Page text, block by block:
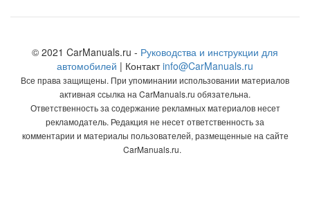
© 2021 CarManuals.ru - Руководства и инструкции для
автомобилей | Контактinfo@CarManuals.ru
Все права защищены. При упоминании использовании материалов
активная ссылка на CarManuals.ru обязательна.
Ответственность за содержание рекламных материалов несет
рекламодатель. Редакция не несет ответственность за
комментарии и материалы пользователей, размещенные на сайте
CarManuals.ru.